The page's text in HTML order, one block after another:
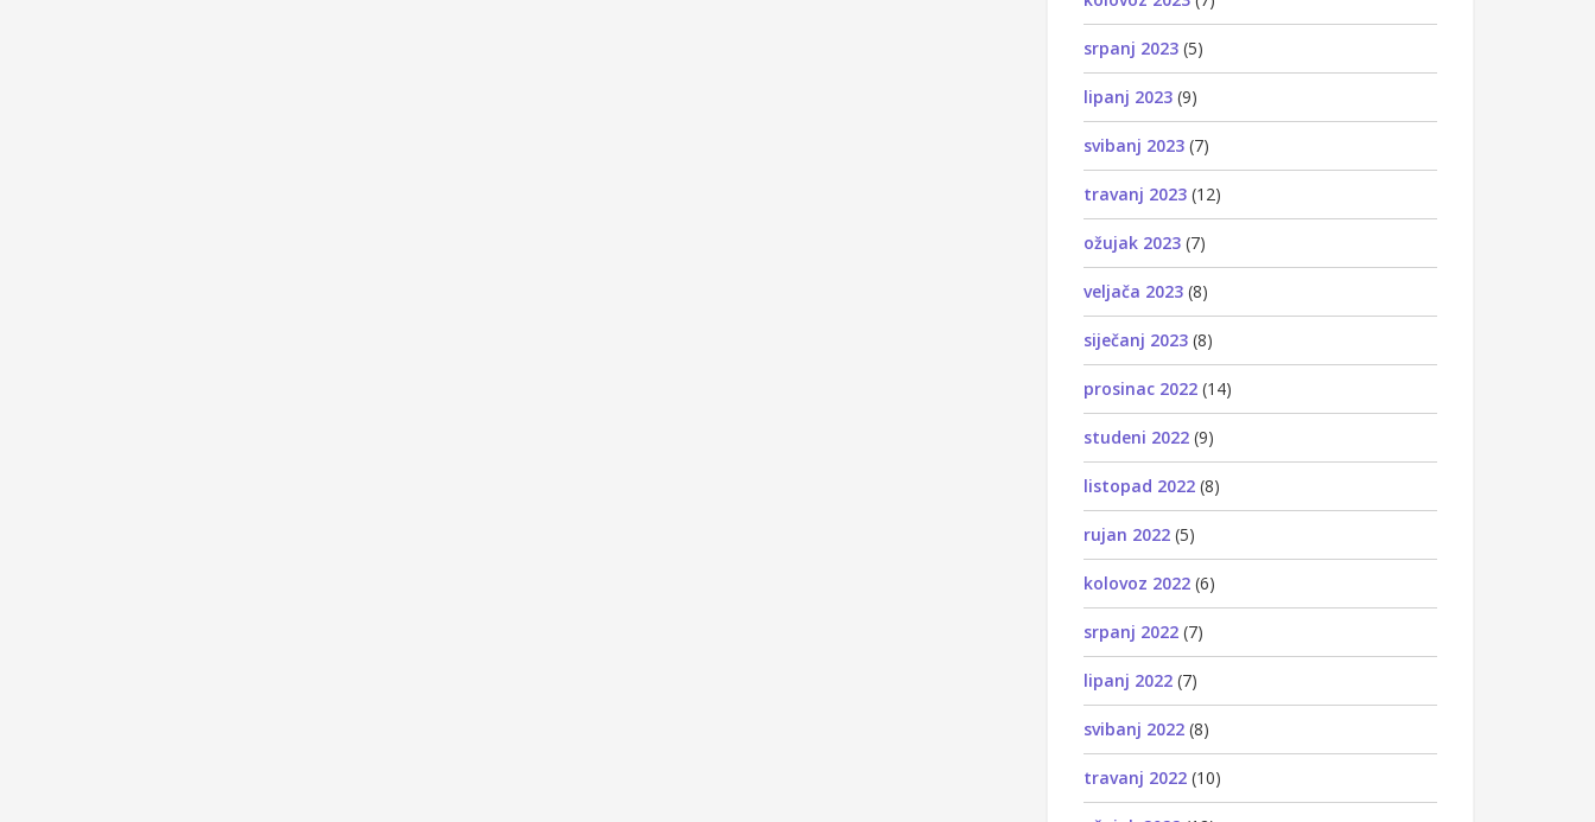
srpanj 2023 (5)
lipanj 2023 (9)
svibanj 2023 (7)
travanj 2023 (12)
ožujak 2023 (7)
veljača 2023 (8)
siječanj 2023 (8)
prosinac 2022 (14)
studeni 2022 (9)
listopad 2022 (8)
rujan 2022 (5)
kolovoz 2022 (6)
srpanj 2022 (7)
lipanj 2022 (7)
svibanj 2022 (8)
travanj 2022 (10)